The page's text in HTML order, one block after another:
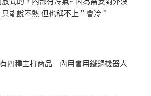
能說不熱 但也稱不上＂會冷＂
四種主打商品 內用會用鐵鍋機器人